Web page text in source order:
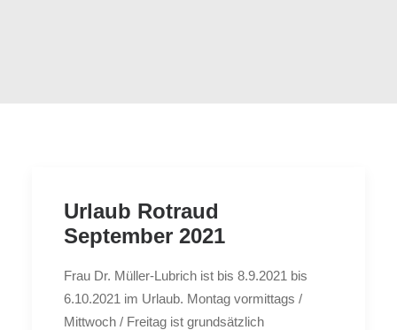
Urlaub Rotraud
September 2021
Frau Dr. Müller-Lubrich ist bis 8.9.2021 bis
6.10.2021 im Urlaub. Montag vormittags /
Mittwoch / Freitag ist grundsätzlich